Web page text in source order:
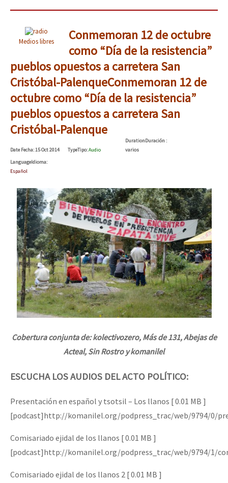
Medios libres
Conmemoran 12 de octubre
como “Día de la resistencia”
pueblos opuestos a carretera San
Cristóbal-PalenqueConmemoran 12 de
octubre como “Día de la resistencia”
pueblos opuestos a carretera San
Cristóbal-Palenque
DateFecha: 15 Oct 2014 TypeTipo:Audio
DurationDuración:
varios
LanguageIdioma:
Español
Cobertura conjunta de: kolectivozero, Más de 131, Abejas de
Acteal, Sin Rostro y komanilel
ESCUCHA LOS AUDIOS DEL ACTO POLÍTICO:
Presentación en español y tsotsil – Los llanos [ 0.01 MB ]
[podcast]http://komanilel.org/podpress_trac/web/9794/0/
Comisariado ejidal de los llanos [ 0.01 MB ]
[podcast]http://komanilel.org/podpress_trac/web/9794/1/
Comisariado ejidal de los llanos 2 [ 0.01 MB ]